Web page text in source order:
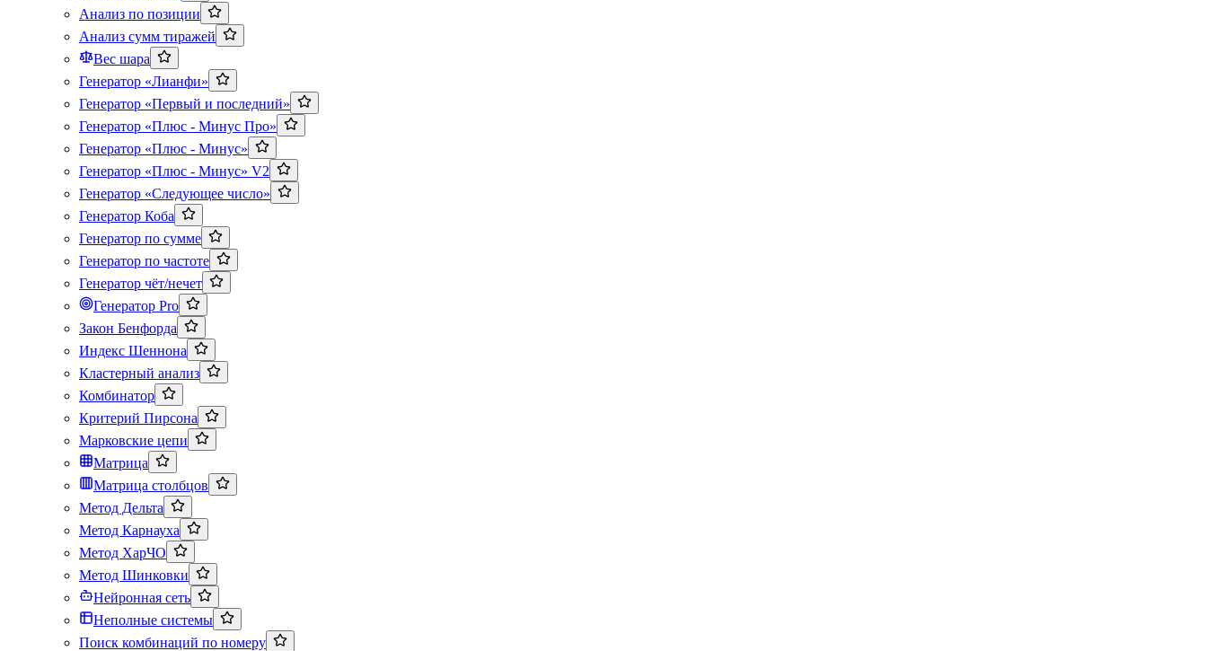
Анализ по позиции
Анализ сумм тиражей
Вес шара
Генератор «Лианфи»
Генератор «Первый и последний»
Генератор «Плюс - Минус Про»
Генератор «Плюс - Минус»
Генератор «Плюс - Минус» V2
Генератор «Следующее число»
Генератор Коба
Генератор по сумме
Генератор по частоте
Генератор чёт/нечет
Генератор Pro
Закон Бенфорда
Индекс Шеннона
Кластерный анализ
Комбинатор
Критерий Пирсона
Марковские цепи
Матрица
Матрица столбцов
Метод Дельта
Метод Карнауха
Метод ХарЧО
Метод Шинковки
Нейронная сеть
Неполные системы
Поиск комбинаций по номеру